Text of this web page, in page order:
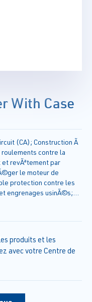
With Case
(CA); Construction Ã
contre la
revÃªtement par
le moteur de
protection contre les
engrenages usinÃ©s;
l'amortissement des
mince pour un
placÃ©
produits et les
avec votre Centre de